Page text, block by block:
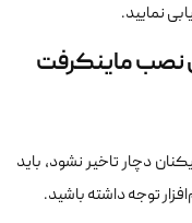
نمایید.
نصب ماینکرفت
دچار تاخیر نشود، باید
توجه داشته باشید.